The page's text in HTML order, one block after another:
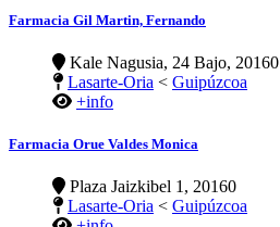
Farmacia Gil Martin, Fernando
Kale Nagusia, 24 Bajo, 20160
Lasarte-Oria < Guipúzcoa
+info
Farmacia Orue Valdes Monica
Plaza Jaizkibel 1, 20160
Lasarte-Oria < Guipúzcoa